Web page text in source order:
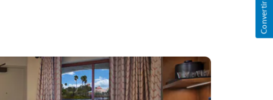
Convertir